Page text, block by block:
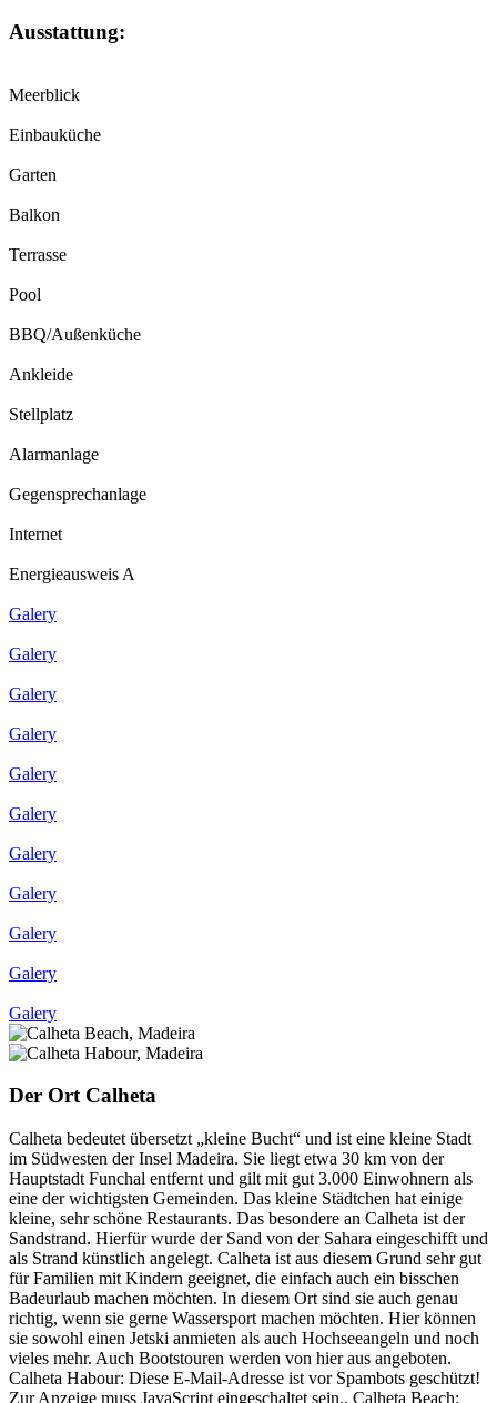
Ausstattung:
Meerblick
Einbauküche
Garten
Balkon
Terrasse
Pool
BBQ/Außenküche
Ankleide
Stellplatz
Alarmanlage
Gegensprechanlage
Internet
Energieausweis A
Galery
Galery
Galery
Galery
Galery
Galery
Galery
Galery
Galery
Galery
Galery
Der Ort Calheta
Calheta bedeutet übersetzt „kleine Bucht“ und ist eine kleine Stadt
im Südwesten der Insel Madeira. Sie liegt etwa 30 km von der
Hauptstadt Funchal entfernt und gilt mit gut 3.000 Einwohnern als
eine der wichtigsten Gemeinden. Das kleine Städtchen hat einige
kleine, sehr schöne Restaurants. Das besondere an Calheta ist der
Sandstrand. Hierfür wurde der Sand von der Sahara eingeschifft und
als Strand künstlich angelegt. Calheta ist aus diesem Grund sehr gut
für Familien mit Kindern geeignet, die einfach auch ein bisschen
Badeurlaub machen möchten. In diesem Ort sind sie auch genau
richtig, wenn sie gerne Wassersport machen möchten. Hier können
sie sowohl einen Jetski anmieten als auch Hochseeangeln und noch
vieles mehr. Auch Bootstouren werden von hier aus angeboten.
Calheta Habour: Diese E-Mail-Adresse ist vor Spambots geschützt!
Zur Anzeige muss JavaScript eingeschaltet sein., Calheta Beach: